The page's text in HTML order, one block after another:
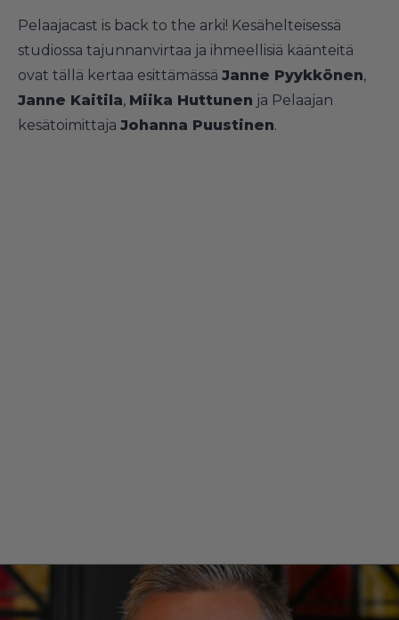
Pelaajacast is back to the arki! Kesähelteisessä
studiossa tajunnanvirtaa ja ihmeellisiä käänteitä
ovat tällä kertaa esittämässä Janne Pyykkönen,
Janne Kaitila, Miika Huttunen ja Pelaajan
kesätoimittaja Johanna Puustinen.